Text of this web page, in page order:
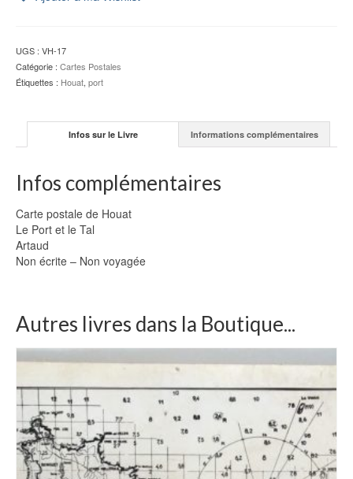
Port
et
le
Artaud
UGS : VH-17
Catégorie : Cartes Postales
Étiquettes : Houat, port
Infos sur le Livre Informations complémentaires
Infos complémentaires
Carte postale de Houat
Le Port et le Tal
Artaud
Non écrite – Non voyagée
Autres livres dans la Boutique...